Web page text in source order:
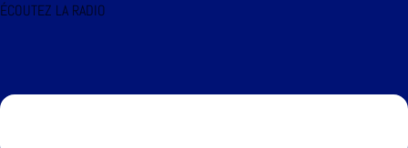
ÉCOUTEZ LA RADIO